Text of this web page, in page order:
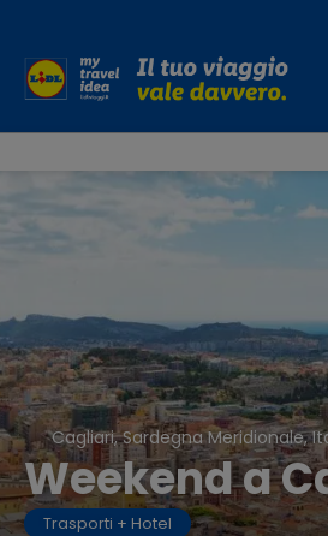
Cagliari, Sardegna Meridionale,
Weekend a
Trasporti + Hotel